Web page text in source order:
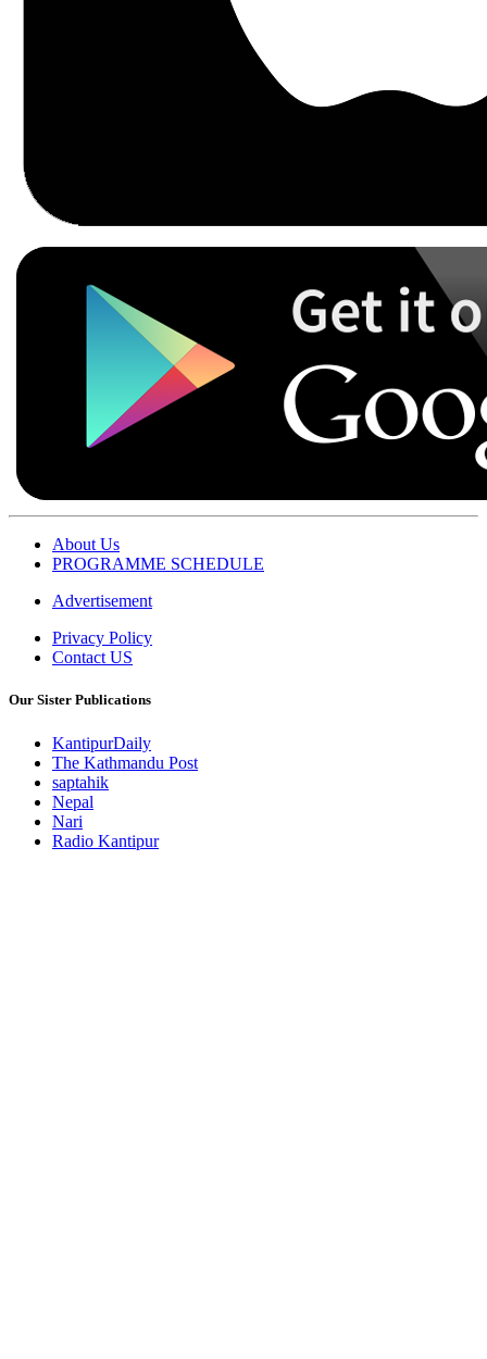
About Us
PROGRAMME SCHEDULE
Advertisement
Privacy Policy
Contact US
Our Sister Publications
KantipurDaily
The Kathmandu Post
saptahik
Nepal
Nari
Radio Kantipur